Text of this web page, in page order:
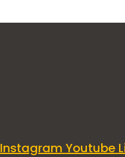
Instagram Youtube